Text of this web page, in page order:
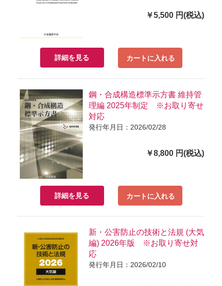
￥5,500 円(税込)
詳細を見る カートに入れる
鋼・合成構造標準示方書 維持管
理編 2025年制定 ※お取り寄せ
対応
発行年月日：2026/02/28
￥8,800 円(税込)
詳細を見る カートに入れる
新・公害防止の技術と法規 (大気
編) 2026年版 ※お取り寄せ対
応
発行年月日：2026/02/10